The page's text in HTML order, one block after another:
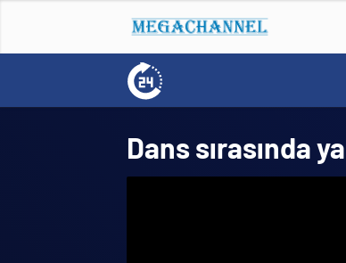
Dans sırasında